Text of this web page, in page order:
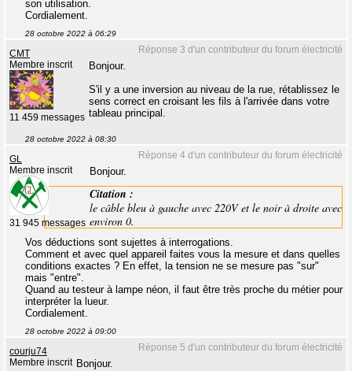
son utilisation.
Cordialement.
28 octobre 2022 à 06:29
Réponse 3 d'un contributeur du forum électricité
CMT
Membre inscrit
11 459 messages
Bonjour.
S'il y a une inversion au niveau de la rue, rétablissez le
sens correct en croisant les fils à l'arrivée dans votre
tableau principal.
28 octobre 2022 à 08:30
Réponse 4 d'un contributeur du forum électricité
GL
Membre inscrit
31 945 messages
Bonjour.
Citation :
le câble bleu à gauche avec 220V et le noir à droite avec
environ 0.
Vos déductions sont sujettes à interrogations.
Comment et avec quel appareil faites vous la mesure et dans quelles
conditions exactes ? En effet, la tension ne se mesure pas "sur"
mais "entre".
Quand au testeur à lampe néon, il faut être très proche du métier pour
interpréter la lueur.
Cordialement.
28 octobre 2022 à 09:00
Réponse 5 d'un contributeur du forum électricité
courju74
Membre inscrit Bonjour.